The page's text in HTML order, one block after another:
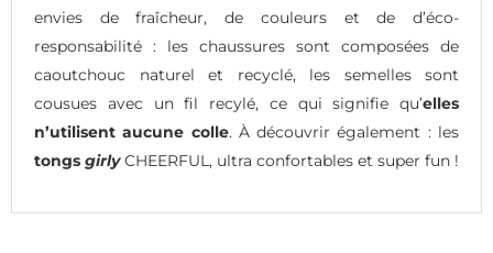
envies de fraîcheur, de couleurs et de d’éco-
responsabilité : les chaussures sont composées de
caoutchouc naturel et recyclé, les semelles sont
cousues avec un fil recylé, ce qui signifie qu’elles
n’utilisent aucune colle. À découvrir également : les
tongs girlyCHEERFUL, ultra confortables et super fun !